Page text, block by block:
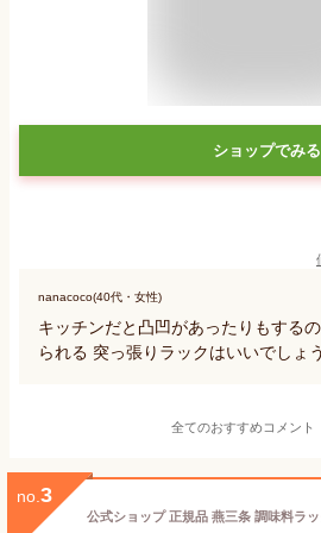
ショップでみる
nanacoco(40代・女性)
キッチンだと凸凹があったりもする
られる 突っ張りラックはいいでしょ
全てのおすすめコメント
no. 3